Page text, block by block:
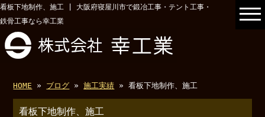
看板下地制作、施工 | 大阪府寝屋川市で鍛冶工事・テント工事・
鉄骨工事なら幸工業
HOME » ブログ »施工実績 » 看板下地制作、施工
看板下地制作、施工